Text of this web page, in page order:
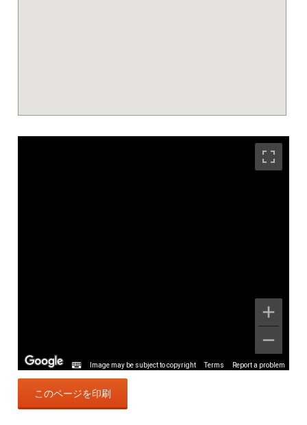
Image may be subject to copyright Terms Report a problem